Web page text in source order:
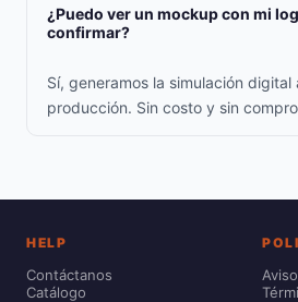
¿Puedo ver un mockup con mi
confirmar?
Sí, generamos la simulación
producción. Sin costo y sin
HELP
Contáctanos
Catálogo